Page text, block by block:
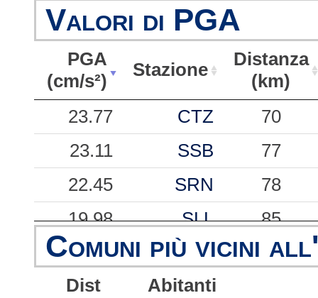
Valori di PGA
PGA
(cm/s²)
Stazione
Distanza
(km)
PGA
(cm/s²)
Stazione
Distanza
(km)
23.77 CTZ
70
23.11
SSB
77
22.45
SRN
78
19.98
SLL
85
18.50
AMN
22
17.22
VBV
Comuni più vicini
Dist Abitanti